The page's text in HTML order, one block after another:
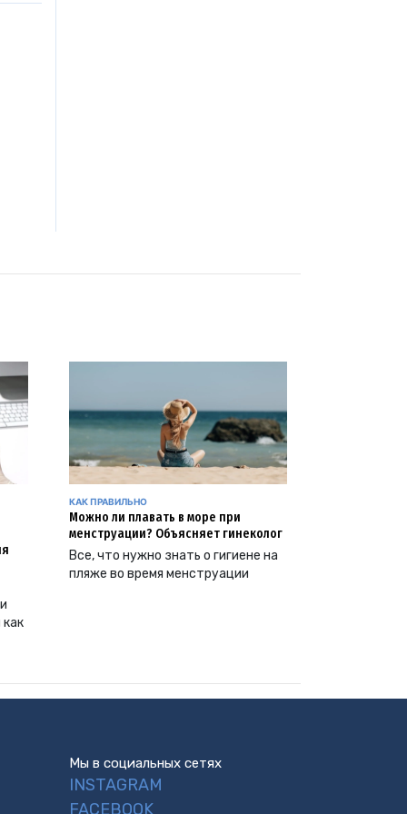
КАК ПРАВИЛЬНО
Можно ли плавать в море при
менструации? Объясняет гинеколог
Все, что нужно знать о гигиене на
пляже во время менструации
Мы в социальных сетях
INSTAGRAM
FACEBOOK